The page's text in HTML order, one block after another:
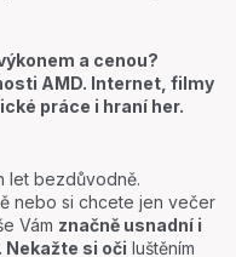
a cenou?
AMD. Internet, filmy
práce i hraní her.
let bezdůvodně.
nebo si chcete jen večer
Vám značně usnadní i
Nekažte si oči luštěním